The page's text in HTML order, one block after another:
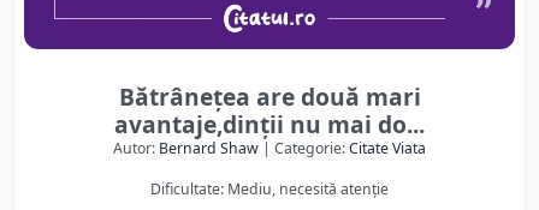
Bătrânețea are două mari
avantaje,dinții nu mai do...
Autor: Bernard Shaw | Categorie:Citate Viata
Dificultate: Mediu, necesită atenție